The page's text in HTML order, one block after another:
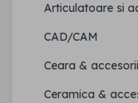
Articulatoare si
CAD/CAM
Ceara & accesorii
Ceramica &